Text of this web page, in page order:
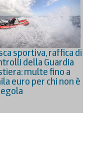
sportiva, raffica di
della Guardia
multe fino a
euro per chi non è